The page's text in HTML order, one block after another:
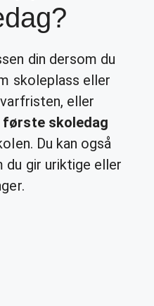
din dersom du
skoleplass eller
eller
første skoledag
Du kan også
du gir uriktige eller